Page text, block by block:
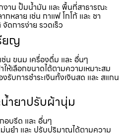
งาน ปั้มน้ำมัน และ พื้นที่สาธารณะ
กหลาย เช่น กาแฟ โกโก้ และ ชา
ดการง่าย รวดเร็ว
ยญ
น ขนม เครื่องดื่ม และ อื่นๆ
ห้เลือกขนาดได้ตามความเหมาะสม
รับการชำระเงินทั้งเงินสด และ สแกน
ำยาปรับผ้านุ่ม
อบรีด และ อื่นๆ
นยำ และ ปรับปริมาณได้ตามความ